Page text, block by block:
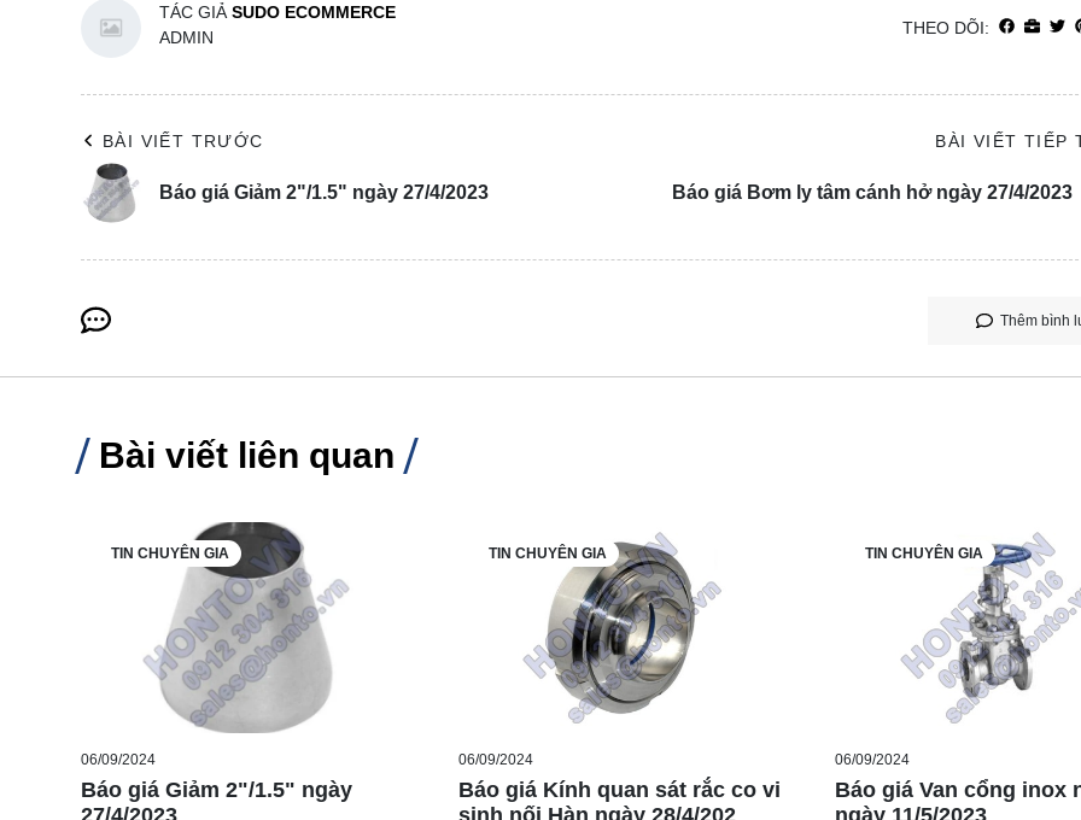
TÁC GIẢ SUDO ECOMMERCE
ADMIN
THEO DÕI:
BÀI VIẾT TRƯỚC
Báo giá Giảm 2"/1.5" ngày 27/4/2023
BÀI VIẾT TIẾP
Báo giá Bơm ly tâm cánh hở ngày 27/4/2023
Thêm bình
Bài viết liên quan
TIN CHUYÊN GIA
06/09/2024
Báo giá Giảm 2"/1.5" ngày
27/4/2023
TIN CHUYÊN GIA
06/09/2024
Báo giá Kính quan sát rắc co vi
sinh nối Hàn ngày 28/4/202
TIN CHUYÊN GIA
06/09/2024
Báo giá Van cổng inox
ngày 11/5/2023